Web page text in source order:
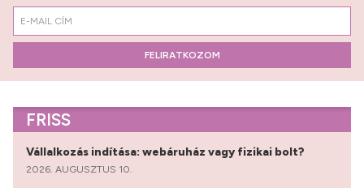
FELIRATKOZOM
FRISS
Vállalkozás indítása: webáruház vagy fizikai bolt?
2026. AUGUSZTUS 10.